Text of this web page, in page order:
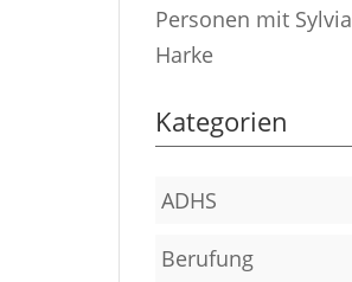
Personen mit Sylvia
Harke
Kategorien
ADHS
Berufung